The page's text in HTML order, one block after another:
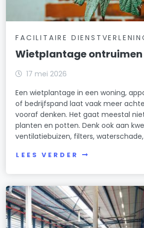
FACILITAIRE
Wietplantage ontruimen
17 mei 2026
Een wietplantage in een woning,
of bedrijfspand laat vaak meer
vooraf denken. Het gaat meestal
planten en potten. Denk ook aan
ventilatiebuizen, filters, waterschade,
LEES VERDER